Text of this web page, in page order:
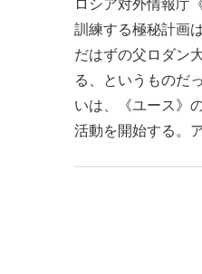
ロシア対外情報庁
訓練する極秘計画
だはずの父ロダン
る、というものだ
いは、《ユース》
活動を開始する。